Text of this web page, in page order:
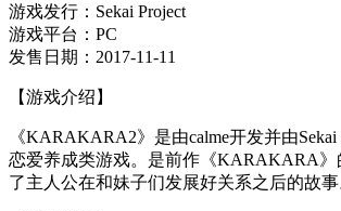
游戏发行：Sekai Project
游戏平台：PC
发售日期：2017-11-11
【游戏介绍】
《KARAKARA2》是由calme开发并由
恋爱养成类游戏。是前作《KARAKARA》
了主人公在和妹子们发展好关系之后的故事